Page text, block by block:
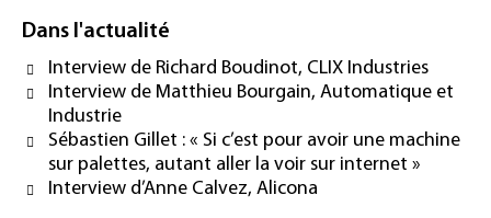
Dans l'actualité
Interview de Richard Boudinot, CLIX Industries
Interview de Matthieu Bourgain, Automatique et
Industrie
Sébastien Gillet : « Si c’est pour avoir une machine
sur palettes, autant aller la voir sur internet »
Interview d’Anne Calvez, Alicona